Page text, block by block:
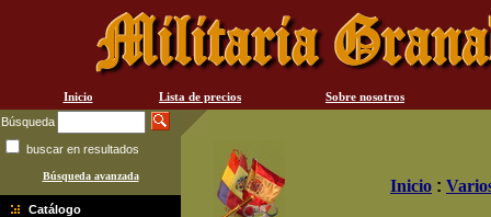
Inicio Lista de precios
Sobre nosotros
Búsqueda
buscar en resultados
Búsqueda avanzada
Catálogo
Inicio :